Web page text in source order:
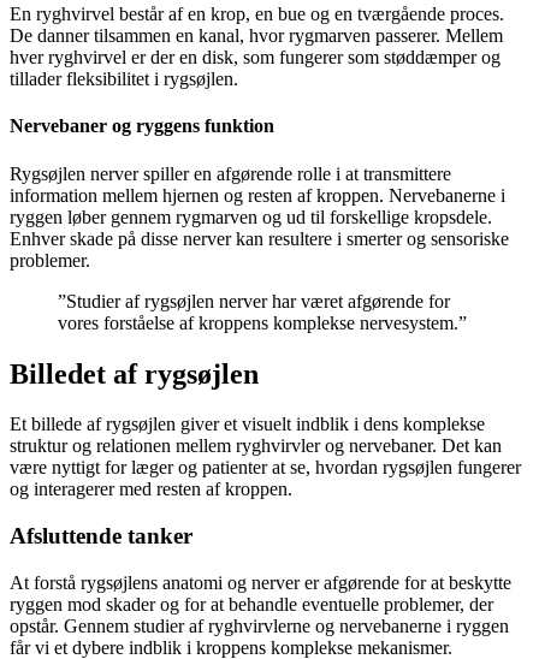
En ryghvirvel består af en krop, en bue og en tværgående proces.
De danner tilsammen en kanal, hvor rygmarven passerer. Mellem
hver ryghvirvel er der en disk, som fungerer som støddæmper og
tillader fleksibilitet i rygsøjlen.
Nervebaner og ryggens funktion
Rygsøjlen nerver spiller en afgørende rolle i at transmittere
information mellem hjernen og resten af kroppen. Nervebanerne i
ryggen løber gennem rygmarven og ud til forskellige kropsdele.
Enhver skade på disse nerver kan resultere i smerter og sensoriske
problemer.
”Studier af rygsøjlen nerver har været afgørende for
vores forståelse af kroppens komplekse nervesystem.”
Billedet af rygsøjlen
Et billede af rygsøjlen giver et visuelt indblik i dens komplekse
struktur og relationen mellem ryghvirvler og nervebaner. Det kan
være nyttigt for læger og patienter at se, hvordan rygsøjlen fungerer
og interagerer med resten af kroppen.
Afsluttende tanker
At forstå rygsøjlens anatomi og nerver er afgørende for at beskytte
ryggen mod skader og for at behandle eventuelle problemer, der
opstår. Gennem studier af ryghvirvlerne og nervebanerne i ryggen
får vi et dybere indblik i kroppens komplekse mekanismer.